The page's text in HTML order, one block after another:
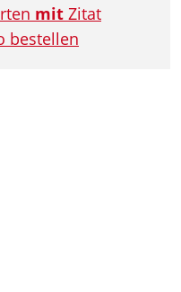
mit Zitat
bestellen